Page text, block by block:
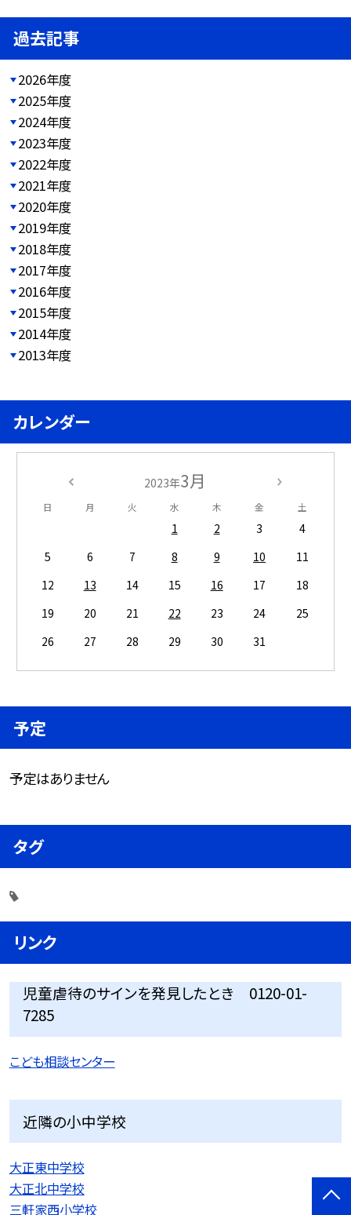
過去記事
2026年度
2025年度
2024年度
2023年度
2022年度
2021年度
2020年度
2019年度
2018年度
2017年度
2016年度
2015年度
2014年度
2013年度
カレンダー
2023年3月
日 月 火 水 木 金 土
1 2 3
4
5
6 7 8 9 10
11
12
13 14 15 16 17
18
19
20 21 22 23 24
25
26
27 28 29 30 31
予定
予定はありません
タグ
リンク
児童虐待のサインを発見したとき 0120-01-
7285
こども相談センター
近隣の小中学校
大正東中学校
大正北中学校
三軒家西小学校